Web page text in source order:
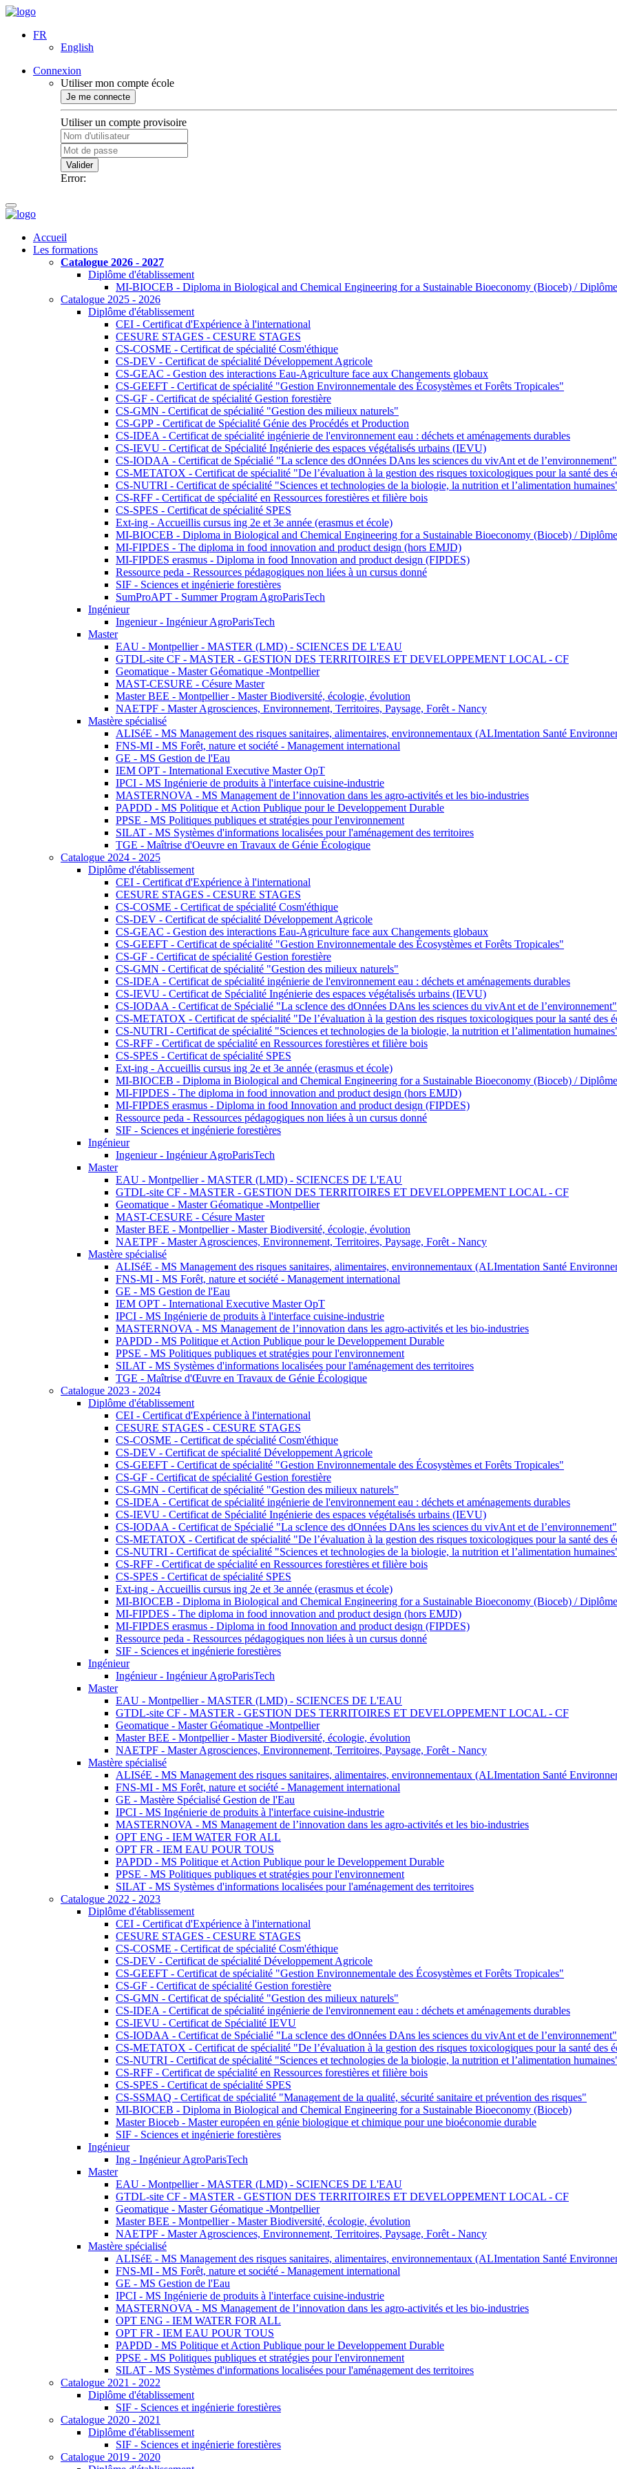
FR
English
Connexion
Utiliser mon compte école
Je me connecte
Utiliser un compte provisoire
Valider
Error:
Accueil
Les formations
Catalogue 2026 - 2027
Diplôme d'établissement
MI-BIOCEB - Diploma in Biological and Chemical Engineering for a Sustainable Bioeconomy (Bioceb) /
Catalogue 2025 - 2026
Diplôme d'établissement
CEI - Certificat d'Expérience à l'international
CESURE STAGES - CESURE STAGES
CS-COSME - Certificat de spécialité Cosm'éthique
CS-DEV - Certificat de spécialité Développement Agricole
CS-GEAC - Gestion des interactions Eau-Agriculture face aux Changements globaux
CS-GEEFT - Certificat de spécialité "Gestion Environnementale des Écosystèmes et Forêts Tropicales"
CS-GF - Certificat de spécialité Gestion forestière
CS-GMN - Certificat de spécialité "Gestion des milieux naturels"
CS-GPP - Certificat de Spécialité Génie des Procédés et Production
CS-IDEA - Certificat de spécialité ingénierie de l'environnement eau : déchets et aménagements durables
CS-IEVU - Certificat de Spécialité Ingénierie des espaces végétalisés urbains (IEVU)
CS-IODAA - Certificat de Spécialié "La scIence des dOnnées DAns les sciences du vivAnt et de l’environnement"
CS-METATOX - Certificat de spécialité "De l’évaluation à la gestion des risques toxicologiques pour la santé des
CS-NUTRI - Certificat de spécialité "Sciences et technologies de la biologie, la nutrition et l’alimentation
CS-RFF - Certificat de spécialité en Ressources forestières et filière bois
CS-SPES - Certificat de spécialité SPES
Ext-ing - Accueillis cursus ing 2e et 3e année (erasmus et école)
MI-BIOCEB - Diploma in Biological and Chemical Engineering for a Sustainable Bioeconomy (Bioceb) /
MI-FIPDES - The diploma in food innovation and product design (hors EMJD)
MI-FIPDES erasmus - Diploma in food Innovation and product design (FIPDES)
Ressource peda - Ressources pédagogiques non liées à un cursus donné
SIF - Sciences et ingénierie forestières
SumProAPT - Summer Program AgroParisTech
Ingénieur
Ingenieur - Ingénieur AgroParisTech
Master
EAU - Montpellier - MASTER (LMD) - SCIENCES DE L'EAU
GTDL-site CF - MASTER - GESTION DES TERRITOIRES ET DEVELOPPEMENT LOCAL - CF
Geomatique - Master Géomatique -Montpellier
MAST-CESURE - Césure Master
Master BEE - Montpellier - Master Biodiversité, écologie, évolution
NAETPF - Master Agrosciences, Environnement, Territoires, Paysage, Forêt - Nancy
Mastère spécialisé
ALISéE - MS Management des risques sanitaires, alimentaires, environnementaux (ALImentation Santé
FNS-MI - MS Forêt, nature et société - Management international
GE - MS Gestion de l'Eau
IEM OPT - International Executive Master OpT
IPCI - MS Ingénierie de produits à l'interface cuisine-industrie
MASTERNOVA - MS Management de l’innovation dans les agro-activités et les bio-industries
PAPDD - MS Politique et Action Publique pour le Developpement Durable
PPSE - MS Politiques publiques et stratégies pour l'environnement
SILAT - MS Systèmes d'informations localisées pour l'aménagement des territoires
TGE - Maîtrise d'Oeuvre en Travaux de Génie Écologique
Catalogue 2024 - 2025
Diplôme d'établissement
CEI - Certificat d'Expérience à l'international
CESURE STAGES - CESURE STAGES
CS-COSME - Certificat de spécialité Cosm'éthique
CS-DEV - Certificat de spécialité Développement Agricole
CS-GEAC - Gestion des interactions Eau-Agriculture face aux Changements globaux
CS-GEEFT - Certificat de spécialité "Gestion Environnementale des Écosystèmes et Forêts Tropicales"
CS-GF - Certificat de spécialité Gestion forestière
CS-GMN - Certificat de spécialité "Gestion des milieux naturels"
CS-IDEA - Certificat de spécialité ingénierie de l'environnement eau : déchets et aménagements durables
CS-IEVU - Certificat de Spécialité Ingénierie des espaces végétalisés urbains (IEVU)
CS-IODAA - Certificat de Spécialié "La scIence des dOnnées DAns les sciences du vivAnt et de l’environnement"
CS-METATOX - Certificat de spécialité "De l’évaluation à la gestion des risques toxicologiques pour la santé des
CS-NUTRI - Certificat de spécialité "Sciences et technologies de la biologie, la nutrition et l’alimentation
CS-RFF - Certificat de spécialité en Ressources forestières et filière bois
CS-SPES - Certificat de spécialité SPES
Ext-ing - Accueillis cursus ing 2e et 3e année (erasmus et école)
MI-BIOCEB - Diploma in Biological and Chemical Engineering for a Sustainable Bioeconomy (Bioceb) /
MI-FIPDES - The diploma in food innovation and product design (hors EMJD)
MI-FIPDES erasmus - Diploma in food Innovation and product design (FIPDES)
Ressource peda - Ressources pédagogiques non liées à un cursus donné
SIF - Sciences et ingénierie forestières
Ingénieur
Ingenieur - Ingénieur AgroParisTech
Master
EAU - Montpellier - MASTER (LMD) - SCIENCES DE L'EAU
GTDL-site CF - MASTER - GESTION DES TERRITOIRES ET DEVELOPPEMENT LOCAL - CF
Geomatique - Master Géomatique -Montpellier
MAST-CESURE - Césure Master
Master BEE - Montpellier - Master Biodiversité, écologie, évolution
NAETPF - Master Agrosciences, Environnement, Territoires, Paysage, Forêt - Nancy
Mastère spécialisé
ALISéE - MS Management des risques sanitaires, alimentaires, environnementaux (ALImentation Santé
FNS-MI - MS Forêt, nature et société - Management international
GE - MS Gestion de l'Eau
IEM OPT - International Executive Master OpT
IPCI - MS Ingénierie de produits à l'interface cuisine-industrie
MASTERNOVA - MS Management de l’innovation dans les agro-activités et les bio-industries
PAPDD - MS Politique et Action Publique pour le Developpement Durable
PPSE - MS Politiques publiques et stratégies pour l'environnement
SILAT - MS Systèmes d'informations localisées pour l'aménagement des territoires
TGE - Maîtrise d'Œuvre en Travaux de Génie Écologique
Catalogue 2023 - 2024
Diplôme d'établissement
CEI - Certificat d'Expérience à l'international
CESURE STAGES - CESURE STAGES
CS-COSME - Certificat de spécialité Cosm'éthique
CS-DEV - Certificat de spécialité Développement Agricole
CS-GEEFT - Certificat de spécialité "Gestion Environnementale des Écosystèmes et Forêts Tropicales"
CS-GF - Certificat de spécialité Gestion forestière
CS-GMN - Certificat de spécialité "Gestion des milieux naturels"
CS-IDEA - Certificat de spécialité ingénierie de l'environnement eau : déchets et aménagements durables
CS-IEVU - Certificat de Spécialité Ingénierie des espaces végétalisés urbains (IEVU)
CS-IODAA - Certificat de Spécialié "La scIence des dOnnées DAns les sciences du vivAnt et de l’environnement"
CS-METATOX - Certificat de spécialité "De l’évaluation à la gestion des risques toxicologiques pour la santé des
CS-NUTRI - Certificat de spécialité "Sciences et technologies de la biologie, la nutrition et l’alimentation
CS-RFF - Certificat de spécialité en Ressources forestières et filière bois
CS-SPES - Certificat de spécialité SPES
Ext-ing - Accueillis cursus ing 2e et 3e année (erasmus et école)
MI-BIOCEB - Diploma in Biological and Chemical Engineering for a Sustainable Bioeconomy (Bioceb) /
MI-FIPDES - The diploma in food innovation and product design (hors EMJD)
MI-FIPDES erasmus - Diploma in food Innovation and product design (FIPDES)
Ressource peda - Ressources pédagogiques non liées à un cursus donné
SIF - Sciences et ingénierie forestières
Ingénieur
Ingénieur - Ingénieur AgroParisTech
Master
EAU - Montpellier - MASTER (LMD) - SCIENCES DE L'EAU
GTDL-site CF - MASTER - GESTION DES TERRITOIRES ET DEVELOPPEMENT LOCAL - CF
Geomatique - Master Géomatique -Montpellier
Master BEE - Montpellier - Master Biodiversité, écologie, évolution
NAETPF - Master Agrosciences, Environnement, Territoires, Paysage, Forêt - Nancy
Mastère spécialisé
ALISéE - MS Management des risques sanitaires, alimentaires, environnementaux (ALImentation Santé
FNS-MI - MS Forêt, nature et société - Management international
GE - Mastère Spécialisé Gestion de l'Eau
IPCI - MS Ingénierie de produits à l'interface cuisine-industrie
MASTERNOVA - MS Management de l’innovation dans les agro-activités et les bio-industries
OPT ENG - IEM WATER FOR ALL
OPT FR - IEM EAU POUR TOUS
PAPDD - MS Politique et Action Publique pour le Developpement Durable
PPSE - MS Politiques publiques et stratégies pour l'environnement
SILAT - MS Systèmes d'informations localisées pour l'aménagement des territoires
Catalogue 2022 - 2023
Diplôme d'établissement
CEI - Certificat d'Expérience à l'international
CESURE STAGES - CESURE STAGES
CS-COSME - Certificat de spécialité Cosm'éthique
CS-DEV - Certificat de spécialité Développement Agricole
CS-GEEFT - Certificat de spécialité "Gestion Environnementale des Écosystèmes et Forêts Tropicales"
CS-GF - Certificat de spécialité Gestion forestière
CS-GMN - Certificat de spécialité "Gestion des milieux naturels"
CS-IDEA - Certificat de spécialité ingénierie de l'environnement eau : déchets et aménagements durables
CS-IEVU - Certificat de Spécialité IEVU
CS-IODAA - Certificat de Spécialié "La scIence des dOnnées DAns les sciences du vivAnt et de l’environnement"
CS-METATOX - Certificat de spécialité "De l’évaluation à la gestion des risques toxicologiques pour la santé des
CS-NUTRI - Certificat de spécialité "Sciences et technologies de la biologie, la nutrition et l’alimentation
CS-RFF - Certificat de spécialité en Ressources forestières et filière bois
CS-SPES - Certificat de spécialité SPES
CS-SSMAQ - Certificat de spécialité "Management de la qualité, sécurité sanitaire et prévention des risques"
MI-BIOCEB - Diploma in Biological and Chemical Engineering for a Sustainable Bioeconomy (Bioceb)
Master Bioceb - Master européen en génie biologique et chimique pour une bioéconomie durable
SIF - Sciences et ingénierie forestières
Ingénieur
Ing - Ingénieur AgroParisTech
Master
EAU - Montpellier - MASTER (LMD) - SCIENCES DE L'EAU
GTDL-site CF - MASTER - GESTION DES TERRITOIRES ET DEVELOPPEMENT LOCAL - CF
Geomatique - Master Géomatique -Montpellier
Master BEE - Montpellier - Master Biodiversité, écologie, évolution
NAETPF - Master Agrosciences, Environnement, Territoires, Paysage, Forêt - Nancy
Mastère spécialisé
ALISéE - MS Management des risques sanitaires, alimentaires, environnementaux (ALImentation Santé
FNS-MI - MS Forêt, nature et société - Management international
GE - MS Gestion de l'Eau
IPCI - MS Ingénierie de produits à l'interface cuisine-industrie
MASTERNOVA - MS Management de l’innovation dans les agro-activités et les bio-industries
OPT ENG - IEM WATER FOR ALL
OPT FR - IEM EAU POUR TOUS
PAPDD - MS Politique et Action Publique pour le Developpement Durable
PPSE - MS Politiques publiques et stratégies pour l'environnement
SILAT - MS Systèmes d'informations localisées pour l'aménagement des territoires
Catalogue 2021 - 2022
Diplôme d'établissement
SIF - Sciences et ingénierie forestières
Catalogue 2020 - 2021
Diplôme d'établissement
SIF - Sciences et ingénierie forestières
Catalogue 2019 - 2020